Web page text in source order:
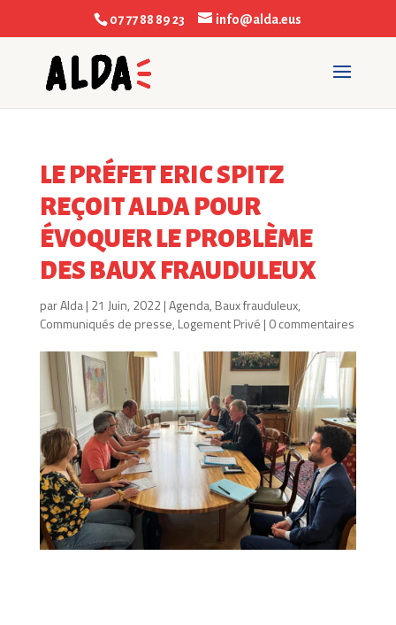
07 77 88 89 23 info@alda.eus
LE PRÉFET ERIC SPITZ
REÇOIT ALDA POUR
ÉVOQUER LE PROBLÈME
DES BAUX FRAUDULEUX
parAlda| 21 Juin, 2022|Agenda, Baux frauduleux,
Communiqués de presse, Logement Privé | 0 commentaires